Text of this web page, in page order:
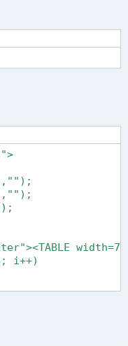
i++)
j++)